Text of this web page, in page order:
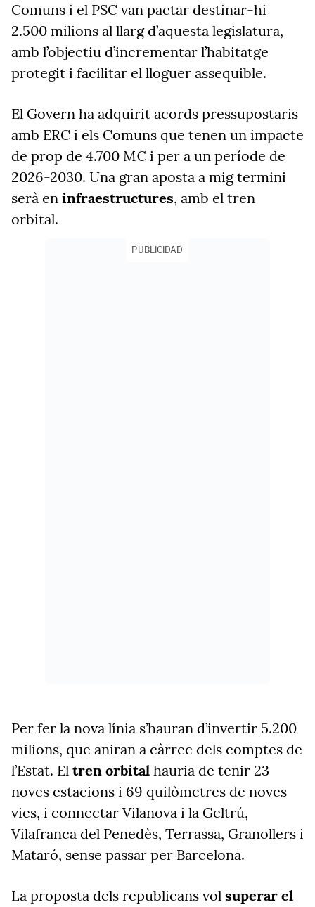
Comuns i el PSC van pactar destinar-hi
2.500 milions al llarg d’aquesta legislatura,
amb l’objectiu d’incrementar l’habitatge
protegit i facilitar el lloguer assequible.
El Govern ha adquirit acords pressupostaris
amb ERC i els Comuns que tenen un impacte
de prop de 4.700 M€ i per a un període de
2026-2030. Una gran aposta a mig termini
serà en infraestructures, amb el tren
orbital.
PUBLICIDAD
Per fer la nova línia s’hauran d’invertir 5.200
milions, que aniran a càrrec dels comptes de
l’Estat. El tren orbital hauria de tenir 23
noves estacions i 69 quilòmetres de noves
vies, i connectar Vilanova i la Geltrú,
Vilafranca del Penedès, Terrassa, Granollers i
Mataró, sense passar per Barcelona.
La proposta dels republicans vol superar el